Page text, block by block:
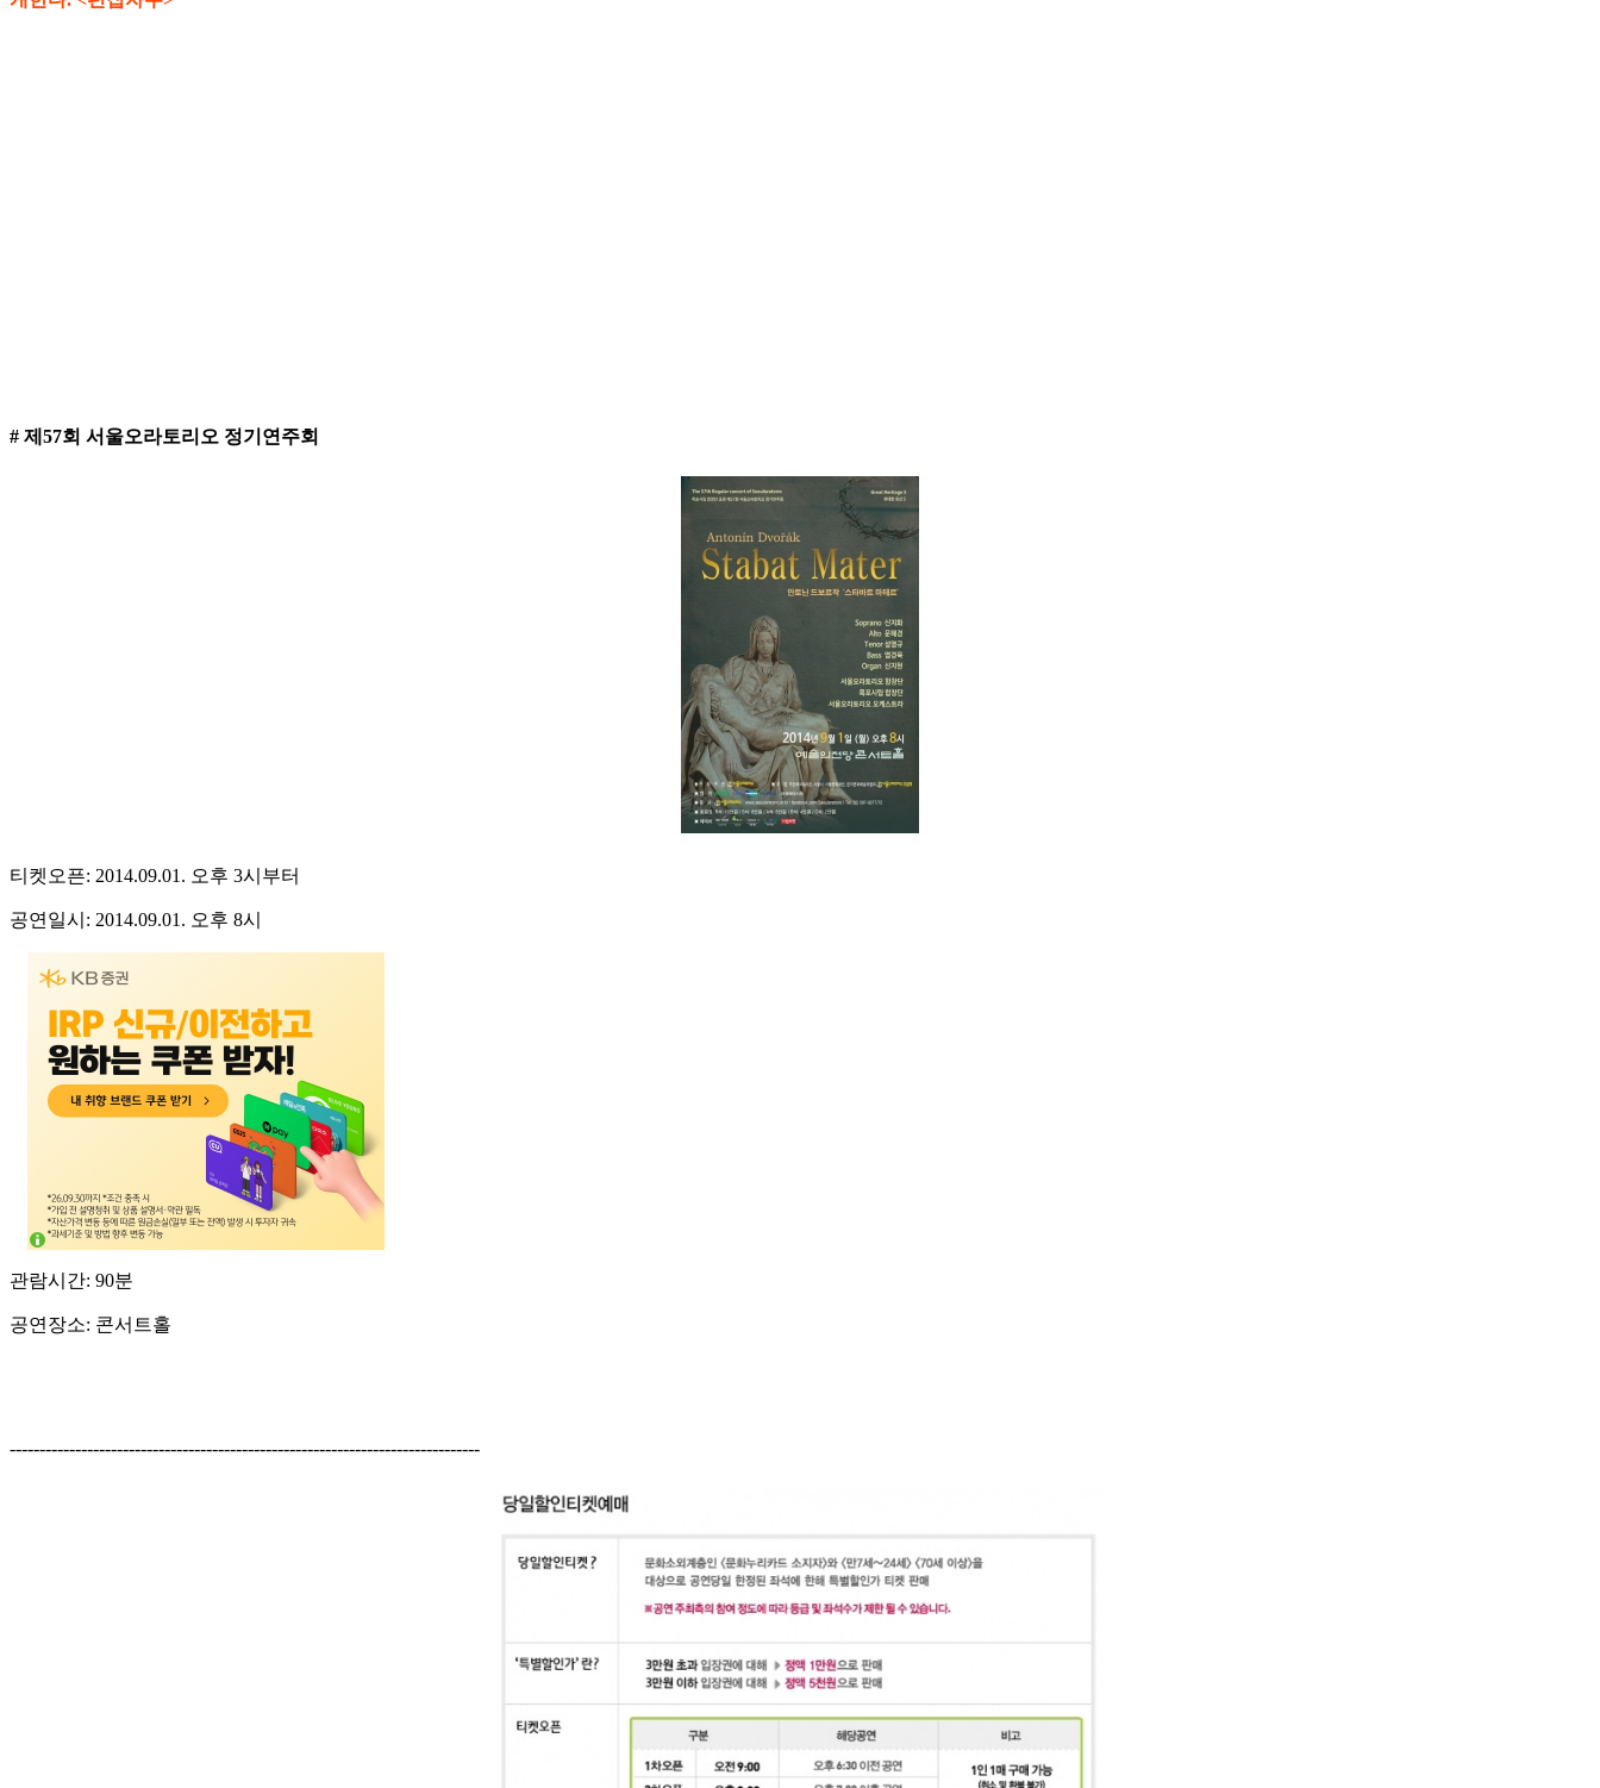
# 제57회 서울오라토리오 정기연주회
티켓오픈: 2014.09.01. 오후 3시부터
공연일시: 2014.09.01. 오후 8시
관람시간: 90분
공연장소: 콘서트홀
-------------------------------------------------------------------------------